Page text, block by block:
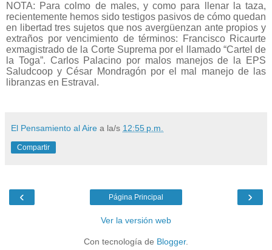
NOTA: Para colmo de males, y como para llenar la taza,
recientemente hemos sido testigos pasivos de cómo quedan
en libertad tres sujetos que nos avergüenzan ante propios y
extraños por vencimiento de términos: Francisco Ricaurte
exmagistrado de la Corte Suprema por el llamado “Cartel de
la Toga”. Carlos Palacino por malos manejos de la EPS
Saludcoop y César Mondragón por el mal manejo de las
libranzas en Estraval.
El Pensamiento al Aire a la/s 12:55 p.m.
Compartir
‹ ›
Página Principal
Ver la versión web
Con tecnología de Blogger.